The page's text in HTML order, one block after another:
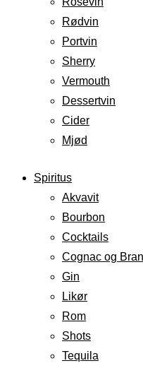
Rødvin
Portvin
Sherry
Vermouth
Dessertvin
Cider
Mjød
Spiritus
Akvavit
Bourbon
Cocktails
Cognac og
Gin
Likør
Rom
Shots
Tequila